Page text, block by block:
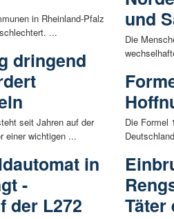
in Rheinland-Pfalz
...
dringend
seit Jahren auf der
einer wichtigen ...
in
-
der L272
und
Die
Die Formel
Täter